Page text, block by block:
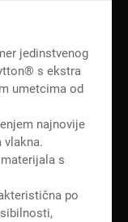
jedinstvenog
s ekstra
umetcima od
najnovije
s
po